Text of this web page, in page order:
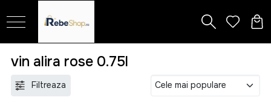
vin alira rose 0.75l
Filtreaza